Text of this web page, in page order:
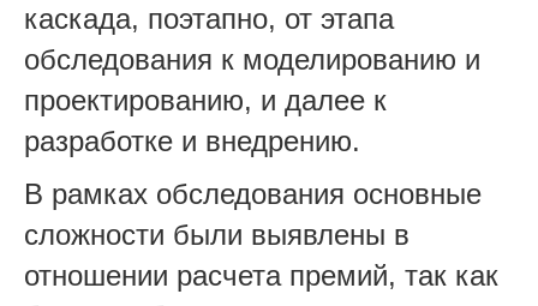
каскада, поэтапно, от этапа
обследования к моделированию и
проектированию, и далее к
разработке и внедрению.
В рамках обследования основные
сложности были выявлены в
отношении расчета премий, так как